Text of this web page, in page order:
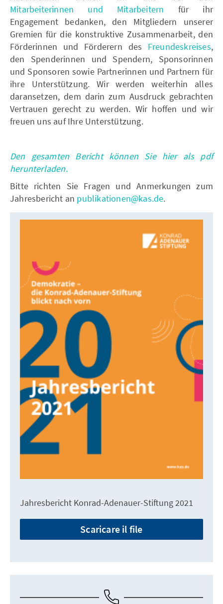
Mitarbeiterinnen und Mitarbeitern für ihr
Engagement bedanken, den Mitgliedern unserer
Gremien für die konstruktive Zusammenarbeit, den
Förderinnen und Förderern des Freundeskreises,
den Spenderinnen und Spendern, Sponsorinnen
und Sponsoren sowie Partnerinnen und Partnern für
ihre Unterstützung. Wir werden weiterhin alles
daransetzen, dem darin zum Ausdruck gebrachten
Vertrauen gerecht zu werden. Wir hoffen und wir
freuen uns auf Ihre Unterstützung.
Den gesamten Bericht können Sie hier als pdf
herunterladen.
Bitte richten Sie Fragen und Anmerkungen zum
Jahresbericht an publikationen@kas.de.
Jahresbericht Konrad-Adenauer-Stiftung 2021
Scaricare il file